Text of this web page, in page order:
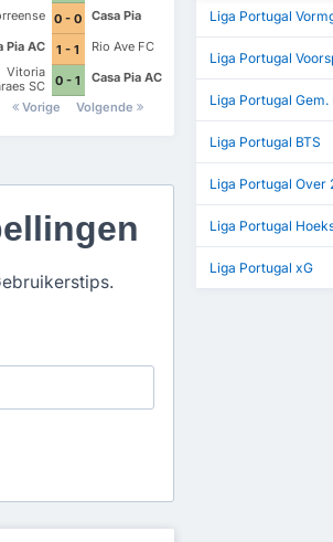
0 - 0
Casa Pia
Pia AC
1 - 1
Rio Ave FC
Vitoria
SC
0 - 1
Casa Pia AC
Vorige
Volgende
Liga Portugal
Liga Portugal
Liga Portugal
Liga Portugal BTS
Liga Portugal Over
Liga Portugal
Liga Portugal xG